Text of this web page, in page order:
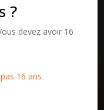
?
devez avoir 16
16 ans